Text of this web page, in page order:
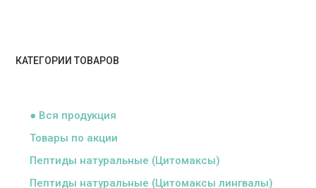
КАТЕГОРИИ ТОВАРОВ
● Вся продукция
Товары по акции
Пептиды натуральные (Цитомаксы)
Пептиды натуральные (Цитомаксы лингвалы)